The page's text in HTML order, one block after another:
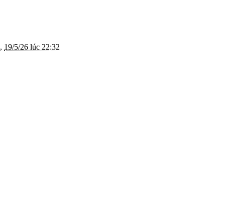
, 19/5/26 lúc 22:32